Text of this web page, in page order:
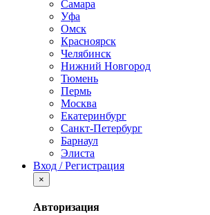
Самара
Уфа
Омск
Красноярск
Челябинск
Нижний Новгород
Тюмень
Пермь
Москва
Екатеринбург
Санкт-Петербург
Барнаул
Элиста
Вход / Регистрация
×
Авторизация